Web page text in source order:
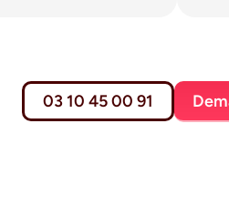
03 10 45 00 91